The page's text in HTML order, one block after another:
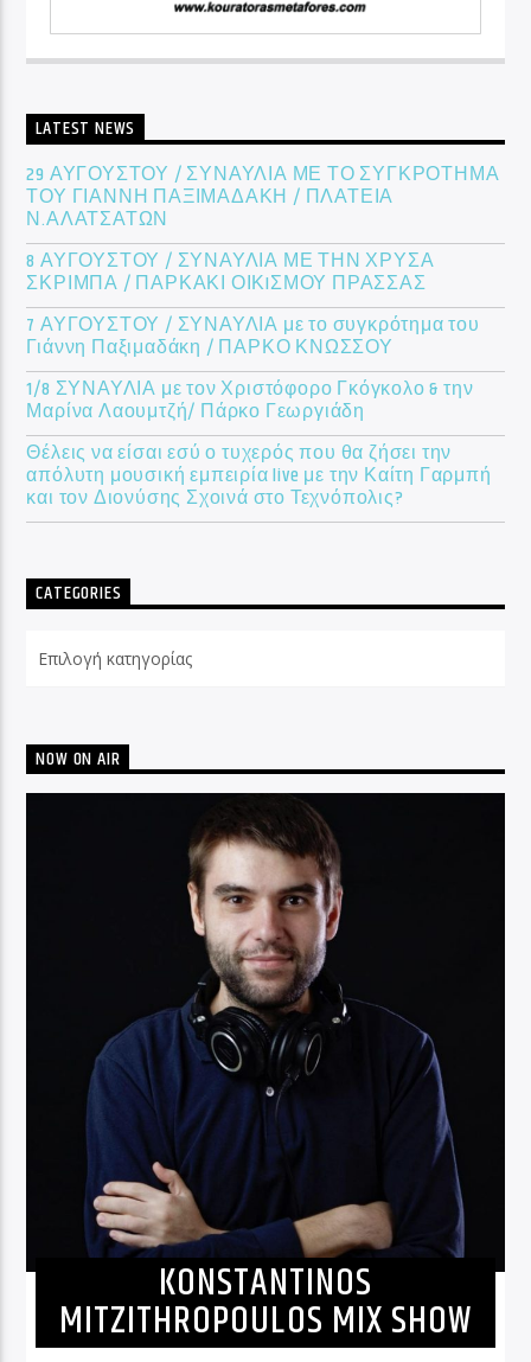
LATEST NEWS
29 ΑΥΓΟΥΣΤΟΥ / ΣΥΝΑΥΛΙΑ ΜΕ ΤΟ ΣΥΓΚΡΟΤΗΜΑ
ΤΟΥ ΓΙΑΝΝΗ ΠΑΞΙΜΑΔΑΚΗ / ΠΛΑΤΕΙΑ
Ν.ΑΛΑΤΣΑΤΩΝ
8 ΑΥΓΟΥΣΤΟΥ / ΣΥΝΑΥΛΙΑ ΜΕ ΤΗΝ ΧΡΥΣΑ
ΣΚΡΙΜΠΑ / ΠΑΡΚΑΚΙ ΟΙΚIΣΜΟΥ ΠΡΑΣΣΑΣ
7 ΑΥΓΟΥΣΤΟΥ / ΣΥΝΑΥΛΙΑ με το συγκρότημα του
Γιάννη Παξιμαδάκη / ΠΑΡΚΟ ΚΝΩΣΣΟΥ
1/8 ΣΥΝΑΥΛΙΑ με τον Χριστόφορο Γκόγκολο & την
Μαρίνα Λαουμτζή/ Πάρκο Γεωργιάδη
Θέλεις να είσαι εσύ ο τυχερός που θα ζήσει την
απόλυτη μουσική εμπειρία live με την Καίτη Γαρμπή
και τον Διονύσης Σχοινά στο Τεχνόπολις?
CATEGORIES
NOW ON AIR
KONSTANTINOS
MITZITHROPOULOS MIX SHOW